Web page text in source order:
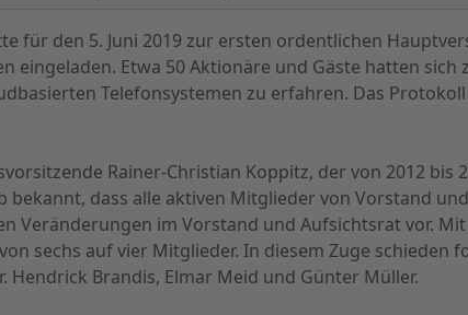
für den 5. Juni 2019 zur ersten ordentlichen
eingeladen. Etwa 50 Aktionäre und Gäste hatten
Telefonsystemen zu erfahren. Das
Rainer-Christian Koppitz, der von 2012
bekannt, dass alle aktiven Mitglieder von Vorstand
Veränderungen im Vorstand und Aufsichtsrat vor.
sechs auf vier Mitglieder. In diesem Zuge
Hendrick Brandis, Elmar Meid und Günter Müller.